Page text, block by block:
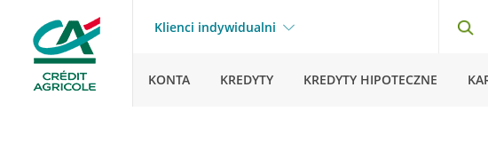
Klienci indywidualni
KONTA KREDYTY KREDYTY HIPOTECZNE